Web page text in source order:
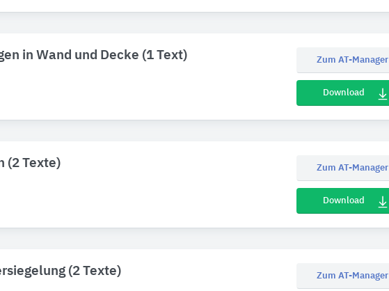
in Wand und Decke (1 Text) Zum AT-Manager
Download
(2 Texte) Zum AT-Manager
Download
(2 Texte) Zum AT-Manager